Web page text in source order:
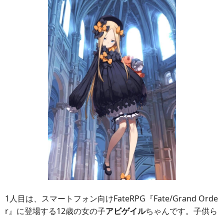
1人目は、スマートフォン向けFateRPG『Fate/Grand Orde
r』に登場する12歳の女の子アビゲイルちゃんです。子供ら